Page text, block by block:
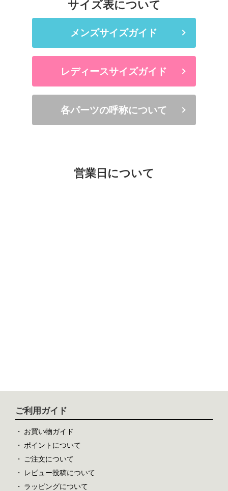
サイズ表について
メンズサイズガイド
レディースサイズガイド
各パーツの呼称について
営業日について
ご利用ガイド
お買い物ガイド
ポイントについて
ご注文について
レビュー投稿について
ラッピングについて